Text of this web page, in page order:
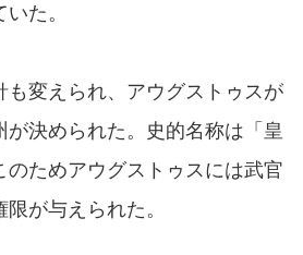
た。
も変えられ、アウグストゥスが
が決められた。史的名称は「皇
のためアウグストゥスには武官
が与えられた。